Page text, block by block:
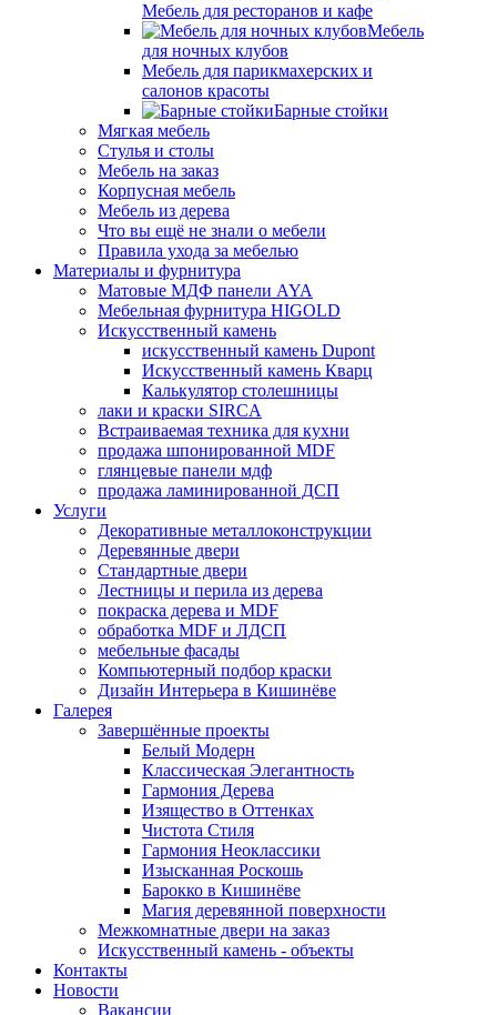
Мебель для ресторанов и кафе
Мебель
для ночных клубов
Мебель для парикмахерских и
салонов красоты
Барные стойки
Мягкая мебель
Стулья и столы
Мебель на заказ
Корпусная мебель
Мебель из дерева
Что вы ещё не знали о мебели
Правила ухода за мебелью
Материалы и фурнитура
Матовые МДФ панели AYA
Мебельная фурнитура HIGOLD
Искусственный камень
искусственный камень Dupont
Искусственный камень Кварц
Калькулятор столешницы
лаки и краски SIRCA
Встраиваемая техника для кухни
продажа шпонированной MDF
глянцевые панели мдф
продажа ламинированной ДСП
Услуги
Декоративные металлоконструкции
Деревянные двери
Стандартные двери
Лестницы и перила из дерева
покраска дерева и MDF
обработка MDF и ЛДСП
мебельные фасады
Компьютерный подбор краски
Дизайн Интерьера в Кишинёве
Галерея
Завершённые проекты
Белый Модерн
Классическая Элегантность
Гармония Дерева
Изящество в Оттенках
Чистота Стиля
Гармония Неоклассики
Изысканная Роскошь
Барокко в Кишинёве
Магия деревянной поверхности
Межкомнатные двери на заказ
Искусственный камень - объекты
Контакты
Новости
Вакансии